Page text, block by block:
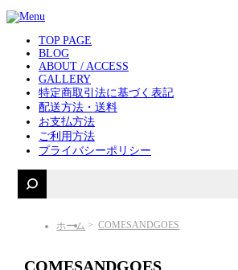
TOP PAGE
BLOG
ABOUT / ACCESS
GALLERY
特定商取引法に基づく表記
配送方法・送料
お支払方法
ご利用方法
プライバシーポリシー
ホーム COMESANDGOES
COMESANDGOES